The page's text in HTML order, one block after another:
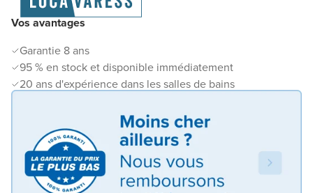
Vos avantages
Garantie 8 ans
95 % en stock et disponible immédiatement
20 ans d'expérience dans les salles de bains